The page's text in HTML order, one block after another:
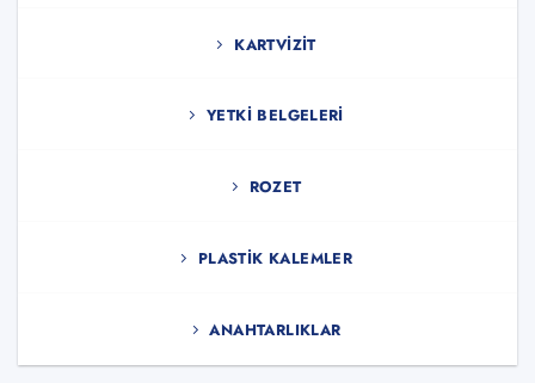
seçilebilir
KARTVIZIT
YETKI BELGELERI
ROZET
PLASTIK KALEMLER
ANAHTARLIKLAR